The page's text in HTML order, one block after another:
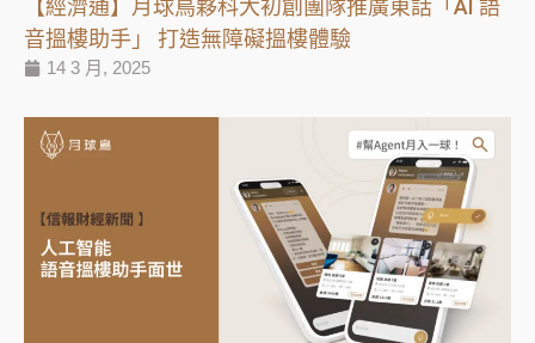
【經濟通】月球鳥夥科大初創團隊推廣東話「AI 語
音搵樓助手」 打造無障礙搵樓體驗
14 3 月, 2025